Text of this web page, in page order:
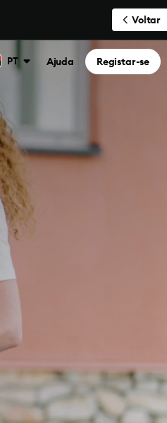
Voltar
PT Ajuda Registar-se